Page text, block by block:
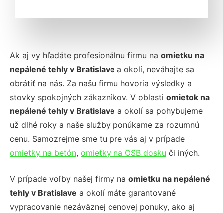
Ak aj vy hľadáte profesionálnu firmu na omietku na
nepálené tehly v Bratislave a okolí, neváhajte sa
obrátiť na nás. Za našu firmu hovoria výsledky a
stovky spokojných zákazníkov. V oblasti omietok na
nepálené tehly v Bratislave a okolí sa pohybujeme
už dlhé roky a naše služby ponúkame za rozumnú
cenu. Samozrejme sme tu pre vás aj v prípade
omietky na betón, omietky na OSB dosku či iných.
V prípade voľby našej firmy na omietku na nepálené
tehly v Bratislave a okolí máte garantované
vypracovanie nezáväznej cenovej ponuky, ako aj